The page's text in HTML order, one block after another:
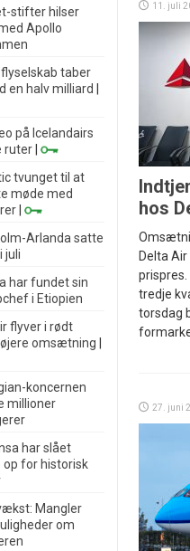
11. juli
hos
Delta
tredje
torsdag
27. juni
stifter hilser
Apollo
taber
en halv milliard
på Icelandairs
ruter
tvunget til at
møde med
Arlanda satte
juli
har fundet sin
i Etiopien
flyver i rødt
omsætning
koncernen
millioner
har slået
op for historisk
Mangler
om